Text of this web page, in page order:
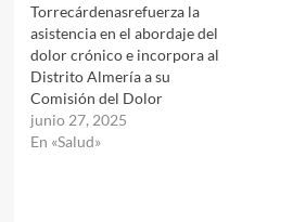
Torrecárdenasrefuerza la
asistencia en el abordaje del
dolor crónico e incorpora al
Distrito Almería a su
Comisión del Dolor
junio 27, 2025
En «Salud»